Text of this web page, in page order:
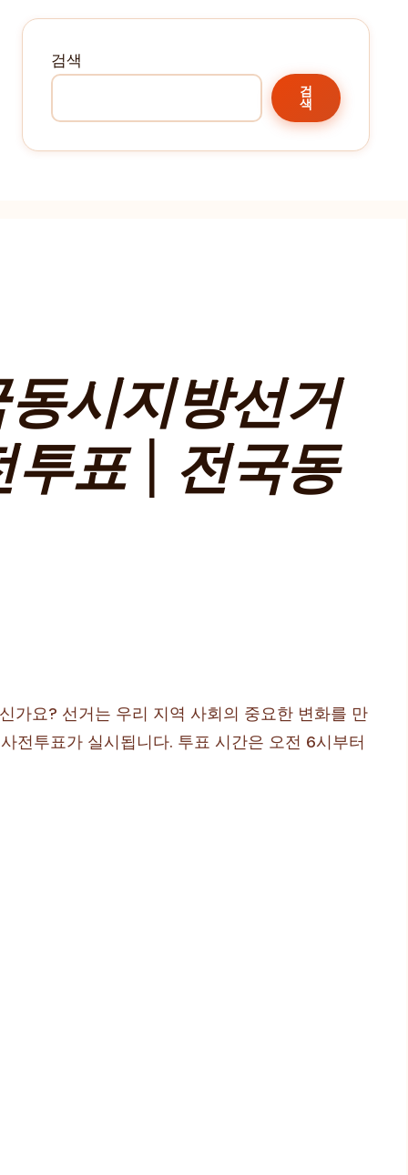
검색
검
색
시지방선거
표 | 전국동
가요? 선거는 우리 지역 사회의 중요한 변화를 만
전투표가 실시됩니다. 투표 시간은 오전 6시부터